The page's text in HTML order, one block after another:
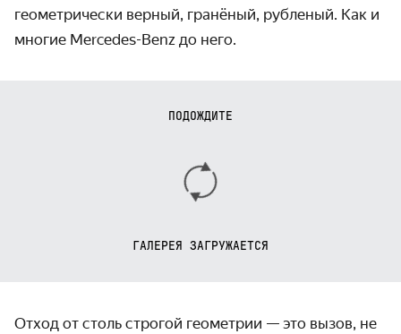
геометрически верный, гранёный, рубленый. Как и
многие Mercedes-Benz до него.
ПОДОЖДИТЕ
ГАЛЕРЕЯ ЗАГРУЖАЕТСЯ
Отход от столь строгой геометрии — это вызов, не